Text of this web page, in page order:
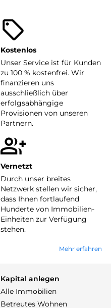
Kostenlos
Unser Service ist für Kunden
zu 100 % kostenfrei. Wir
finanzieren uns
ausschließlich über
erfolgsabhängige
Provisionen von unseren
Partnern.
Vernetzt
Durch unser breites
Netzwerk stellen wir sicher,
dass Ihnen fortlaufend
Hunderte von Immobilien-
Einheiten zur Verfügung
stehen.
Mehr erfahren
Kapital anlegen
Alle Immobilien
Betreutes Wohnen